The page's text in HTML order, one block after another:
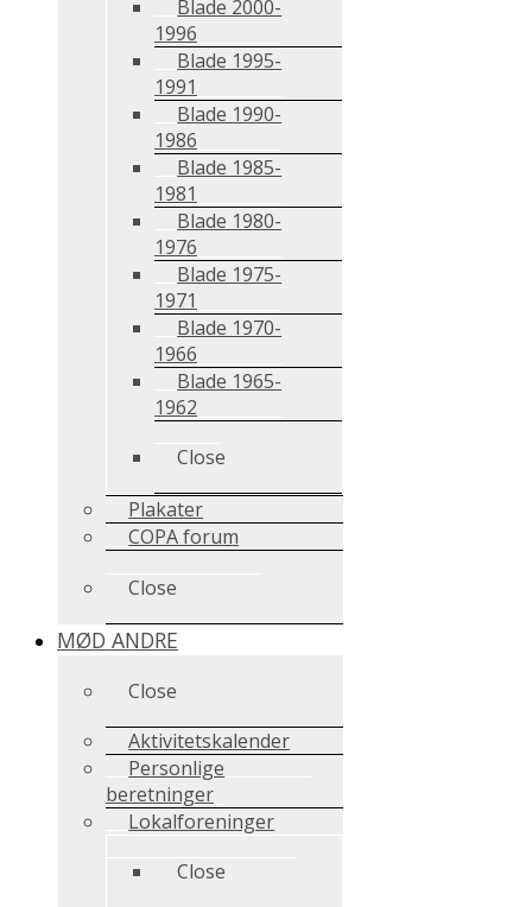
Blade 2000-
1996
Blade 1995-
1991
Blade 1990-
1986
Blade 1985-
1981
Blade 1980-
1976
Blade 1975-
1971
Blade 1970-
1966
Blade 1965-
1962
Close
Plakater
COPA forum
Close
MØD ANDRE
Close
Aktivitetskalender
Personlige
beretninger
Lokalforeninger
Close